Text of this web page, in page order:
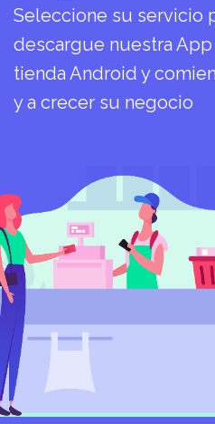
Seleccione su servicio
descargue nuestra
tienda Android y
y a crecer su negocio